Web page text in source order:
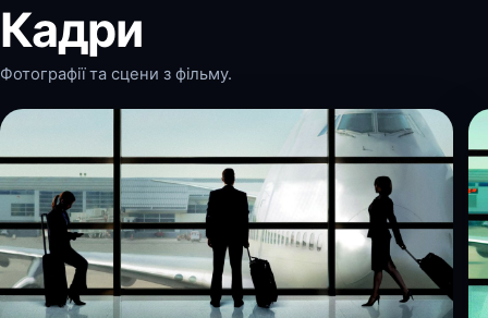
Кадри
Фотографії та сцени з фільму.